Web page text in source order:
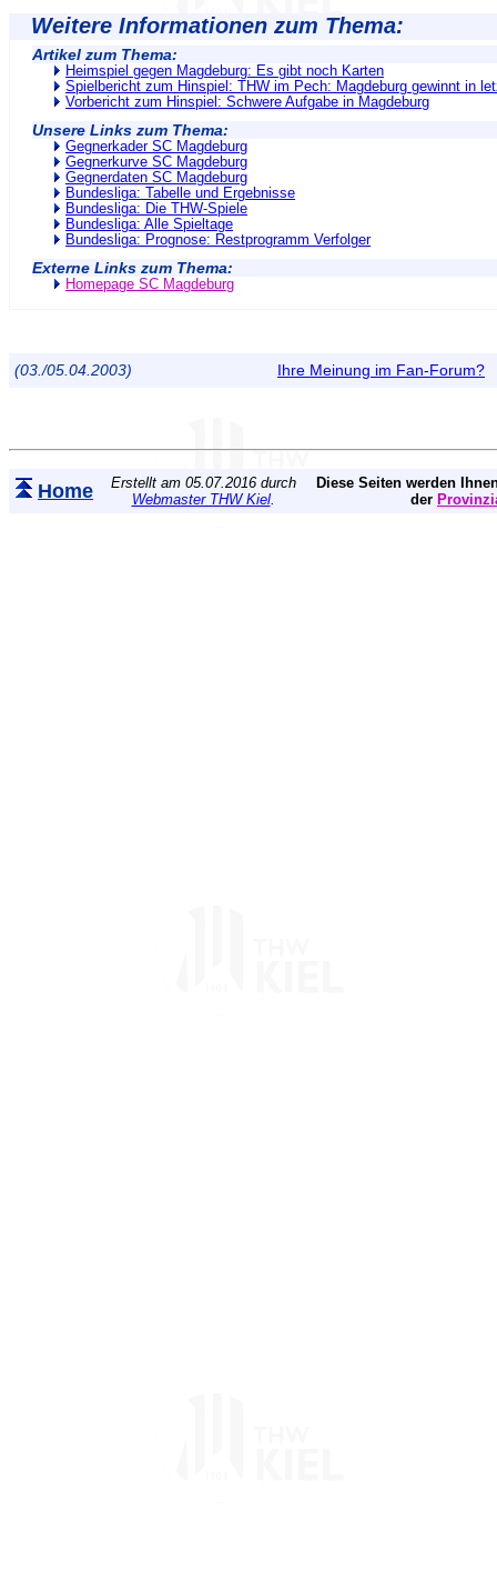
Weitere Informationen zum Thema:
Artikel zum Thema:
Heimspiel gegen Magdeburg: Es gibt noch Karten
Spielbericht zum Hinspiel: THW im Pech: Magdeburg gewinnt in
Vorbericht zum Hinspiel: Schwere Aufgabe in Magdeburg
Unsere Links zum Thema:
Gegnerkader SC Magdeburg
Gegnerkurve SC Magdeburg
Gegnerdaten SC Magdeburg
Bundesliga: Tabelle und Ergebnisse
Bundesliga: Die THW-Spiele
Bundesliga: Alle Spieltage
Bundesliga: Prognose: Restprogramm Verfolger
Externe Links zum Thema:
Homepage SC Magdeburg
(03./05.04.2003) Ihre Meinung im Fan-Forum?
Home
Erstellt am 05.07.2016 durch
Webmaster THW Kiel.
Diese Seiten werden
der